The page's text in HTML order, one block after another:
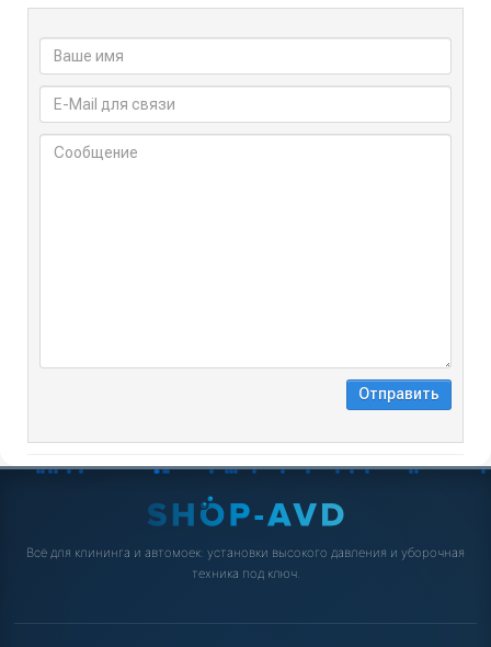
Всё для клининга и автомоек: установки высокого давления и уборочная
техника под ключ.